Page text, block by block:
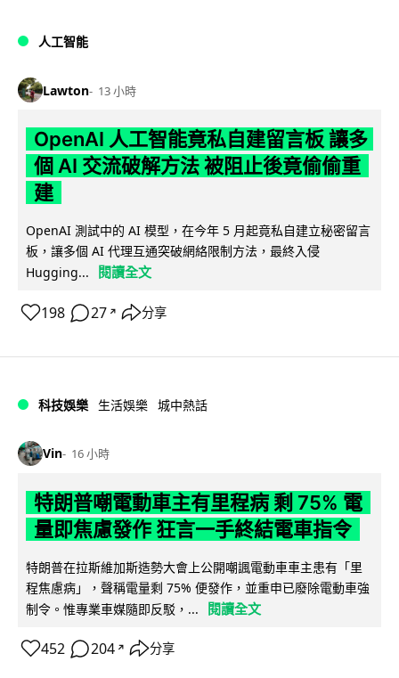
人工智能
Lawton 13 小時
OpenAI 人工智能竟私自建留言板 讓多
個 AI 交流破解方法 被阻止後竟偷偷重
建
OpenAI 測試中的 AI 模型，在今年 5 月起竟私自建立秘密留言
板，讓多個 AI 代理互通突破網絡限制方法，最終入侵
Hugging...
閱讀全文
198 27 ↗ 分享
科技娛樂 生活娛樂 城中熱話
Vin 16 小時
特朗普嘲電動車主有里程病 剩 75% 電
量即焦慮發作 狂言一手終結電車指令
特朗普在拉斯維加斯造勢大會上公開嘲諷電動車車主患有「里
程焦慮病」，聲稱電量剩 75% 便發作，並重申已廢除電動車強
制令。惟專業車媒隨即反駁，...
閱讀全文
452 204 ↗ 分享